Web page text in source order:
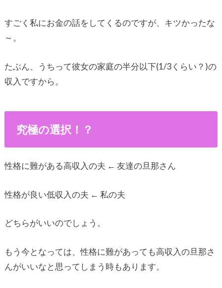
すごく私にお金の話をしてくるのですが、キツかったな
～。
たぶん、うちって彼女の家庭の半分以下(1/3くらい？)の
収入ですから。
究極の選択！？
性格に難がある高収入の夫 ← 友達の旦那さん
性格が良い低収入の夫 ← 私の夫
どちらがいいのでしょう。
もう今となっては、性格に難があっても高収入の旦那さ
んがいいなと思ってしまう時もあります。